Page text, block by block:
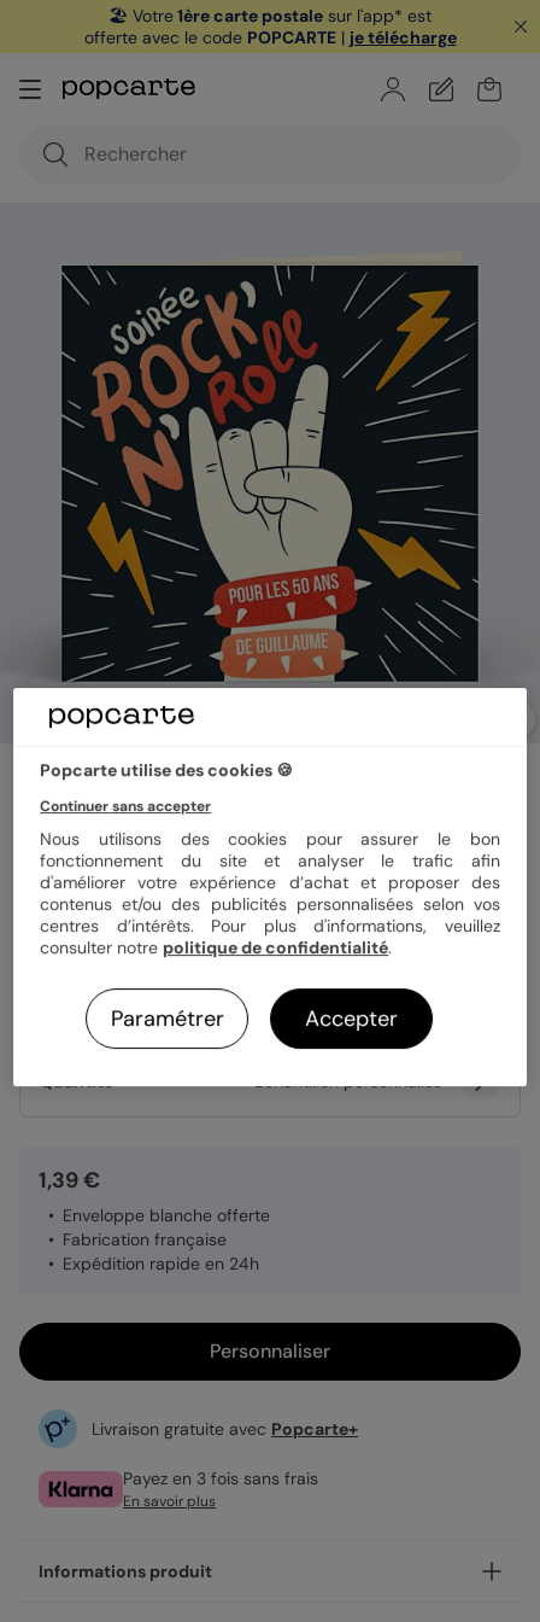
🏖️ Votre1ère carte postale sur l'app* est
offerte avec le code POPCARTE| je télécharge
Invitation anniversaire
Rock N Roll
5(1avis)
Format 14x14 cm plié
Papier Papier Satiné
Quantité Échantillon personnalisé
1,39 €
Enveloppe blanche offerte
Fabrication française
Expédition rapide en 24h
Personnaliser
Livraison gratuite avec Popcarte+
Payez en 3 fois sans frais
En savoir plus
Informations produit
Popcarte utilise des cookies 🍪
Continuer sans accepter
Nous utilisons des cookies pour assurer le bon
fonctionnement du site et analyser le trafic afin
d'améliorer votre expérience d’achat et proposer des
contenus et/ou des publicités personnalisées selon vos
centres d’intérêts. Pour plus d'informations, veuillez
consulter notre politique de confidentialité.
Paramétrer Accepter